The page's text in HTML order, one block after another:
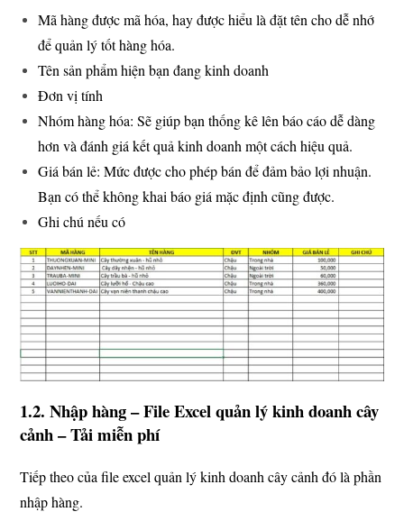
Mã hàng được mã hóa, hay được hiểu là đặt tên cho dễ nhớ
để quản lý tốt hàng hóa.
Tên sản phẩm hiện bạn đang kinh doanh
Đơn vị tính
Nhóm hàng hóa: Sẽ giúp bạn thống kê lên báo cáo dễ dàng
hơn và đánh giá kết quả kinh doanh một cách hiệu quả.
Giá bán lẻ: Mức được cho phép bán để đảm bảo lợi nhuận.
Bạn có thể không khai báo giá mặc định cũng được.
Ghi chú nếu có
1.2. Nhập hàng – File Excel quản lý kinh doanh cây
cảnh – Tải miễn phí
Tiếp theo của file excel quản lý kinh doanh cây cảnh đó là phần
nhập hàng.